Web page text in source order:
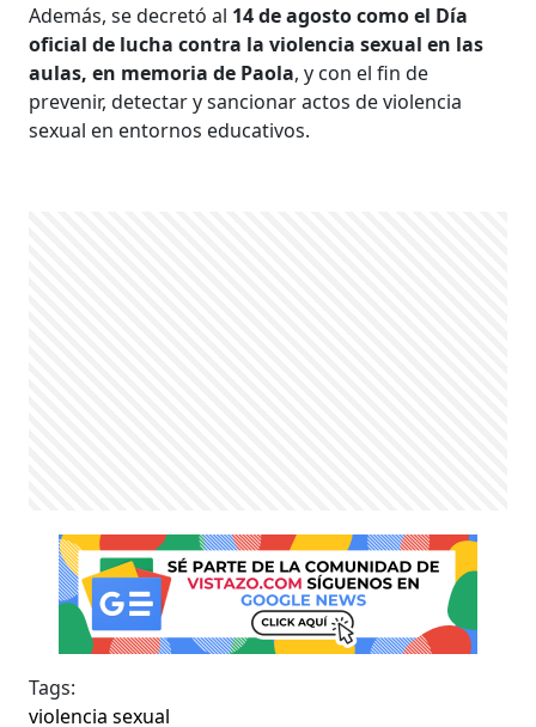
Además, se decretó al 14 de agosto como el Día
oficial de lucha contra la violencia sexual en las
aulas, en memoria de Paola, y con el fin de
prevenir, detectar y sancionar actos de violencia
sexual en entornos educativos.
Tags:
violencia sexual